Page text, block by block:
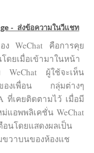
รเปิดขึ้นอยู่กับความถูก
รและจำนวน บริษัทที่
ซึ่งถ้าทำการเปิดจะมี
6 เดือนถึง 1 ปี (ดังนั้น
ที่มีความสัมพันธ์ที่ดีกับ
ห้ระยะเวลาในการเปิด
WeChat Official
- ส่งข้อความในวีแชท
WeChat คือการคุย
ดยเมื่อเข้ามาในหน้า
ผู้ใช้จะเห็น
องเพื่อน กลุ่มต่างๆ
ที่เคยติดตามไว้ เมื่อมี
แอพพลิเคชั่น WeChat
อนโดยแสดงผลเป็น
วาบนของห้องแช